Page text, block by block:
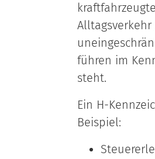
führen im
steht.
Ein H-
Beispiel: